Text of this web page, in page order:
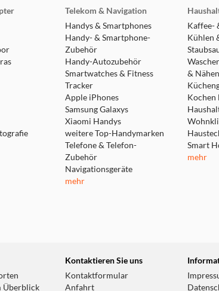
Telekom & Navigation
Handys & Smartphones
Handy- & Smartphone-
Zubehör
Handy-Autozubehör
Smartwatches & Fitness
Tracker
Apple iPhones
Samsung Galaxys
Xiaomi Handys
weitere Top-Handymarken
Telefone & Telefon-
Zubehör
Navigationsgeräte
mehr
Kaffee-
Kühlen
& Nähen
Kochen
Smart
mehr
Überblick
Kontaktieren Sie uns
Kontaktformular
Anfahrt